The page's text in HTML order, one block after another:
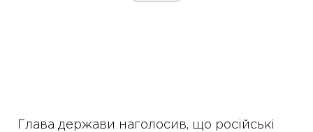
Глава держави наголосив, що російські